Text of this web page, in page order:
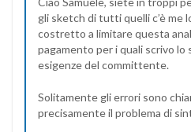
gli sketch di tutti quelli c’è me
costretto a limitare questa
pagamento per i quali scrivo lo
esigenze del committente.
Solitamente gli errori sono
precisamente il problema di